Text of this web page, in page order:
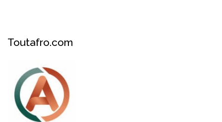
Toutafro.com